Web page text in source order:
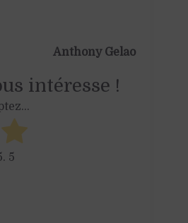
Anthony Gelao
intéresse !
5